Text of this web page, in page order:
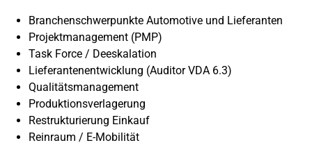
Branchenschwerpunkte Automotive und Lieferanten
Projektmanagement (PMP)
Task Force / Deeskalation
Lieferantenentwicklung (Auditor VDA 6.3)
Qualitätsmanagement
Produktionsverlagerung
Restrukturierung Einkauf
Reinraum / E-Mobilität